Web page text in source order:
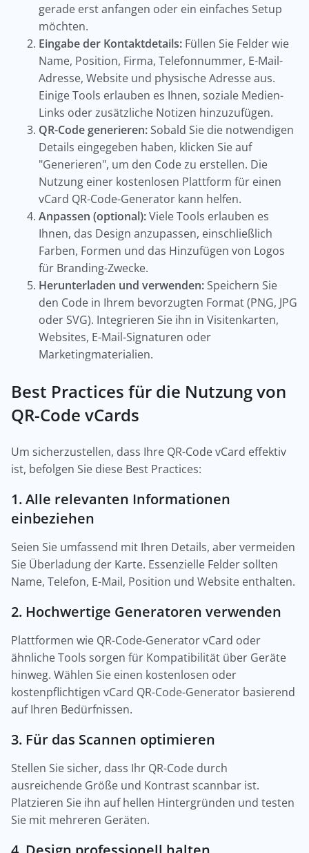
gerade erst anfangen oder ein einfaches Setup
möchten.
Eingabe der Kontaktdetails: Füllen Sie Felder wie
Name, Position, Firma, Telefonnummer, E-Mail-
Adresse, Website und physische Adresse aus.
Einige Tools erlauben es Ihnen, soziale Medien-
Links oder zusätzliche Notizen hinzuzufügen.
QR-Code generieren: Sobald Sie die notwendigen
Details eingegeben haben, klicken Sie auf
"Generieren", um den Code zu erstellen. Die
Nutzung einer kostenlosen Plattform für einen
vCard QR-Code-Generator kann helfen.
Anpassen (optional):Viele Tools erlauben es
Ihnen, das Design anzupassen, einschließlich
Farben, Formen und das Hinzufügen von Logos
für Branding-Zwecke.
Herunterladen und verwenden: Speichern Sie
den Code in Ihrem bevorzugten Format (PNG, JPG
oder SVG). Integrieren Sie ihn in Visitenkarten,
Websites, E-Mail-Signaturen oder
Marketingmaterialien.
Best Practices für die Nutzung von
QR-Code vCards
Um sicherzustellen, dass Ihre QR-Code vCard effektiv
ist, befolgen Sie diese Best Practices:
1. Alle relevanten Informationen
einbeziehen
Seien Sie umfassend mit Ihren Details, aber vermeiden
Sie Überladung der Karte. Essenzielle Felder sollten
Name, Telefon, E-Mail, Position und Website enthalten.
2. Hochwertige Generatoren verwenden
Plattformen wie QR-Code-Generator vCard oder
ähnliche Tools sorgen für Kompatibilität über Geräte
hinweg. Wählen Sie einen kostenlosen oder
kostenpflichtigen vCard QR-Code-Generator basierend
auf Ihren Bedürfnissen.
3. Für das Scannen optimieren
Stellen Sie sicher, dass Ihr QR-Code durch
ausreichende Größe und Kontrast scannbar ist.
Platzieren Sie ihn auf hellen Hintergründen und testen
Sie mit mehreren Geräten.